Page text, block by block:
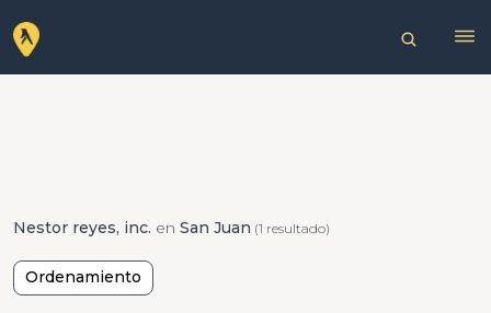
Nestor reyes, inc. en San Juan (1 resultado)
Ordenamiento